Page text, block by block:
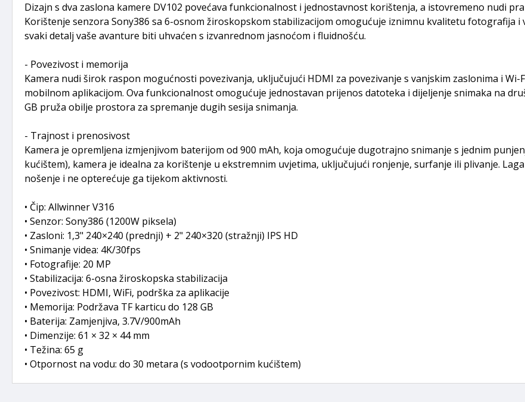
Dizajn s dva zaslona kamere DV102 povećava funkcionalnost i jednostavnost korištenja, a istovremeno nudi
Korištenje senzora Sony386 sa 6-osnom žiroskopskom stabilizacijom omogućuje iznimnu kvalitetu fotografija i
svaki detalj vaše avanture biti uhvaćen s izvanrednom jasnoćom i fluidnošću.
- Povezivost i memorija
Kamera nudi širok raspon mogućnosti povezivanja, uključujući HDMI za povezivanje s vanjskim zaslonima i
mobilnom aplikacijom. Ova funkcionalnost omogućuje jednostavan prijenos datoteka i dijeljenje snimaka na
GB pruža obilje prostora za spremanje dugih sesija snimanja.
- Trajnost i prenosivost
Kamera je opremljena izmjenjivom baterijom od 900 mAh, koja omogućuje dugotrajno snimanje s jednim
kućištem), kamera je idealna za korištenje u ekstremnim uvjetima, uključujući ronjenje, surfanje ili plivanje.
nošenje i ne opterećuje ga tijekom aktivnosti.
• Čip: Allwinner V316
• Senzor: Sony386 (1200W piksela)
• Zasloni: 1,3" 240×240 (prednji) + 2" 240×320 (stražnji) IPS HD
• Snimanje videa: 4K/30fps
• Fotografije: 20 MP
• Stabilizacija: 6-osna žiroskopska stabilizacija
• Povezivost: HDMI, WiFi, podrška za aplikacije
• Memorija: Podržava TF karticu do 128 GB
• Baterija: Zamjenjiva, 3.7V/900mAh
• Dimenzije: 61 × 32 × 44 mm
• Težina: 65 g
• Otpornost na vodu: do 30 metara (s vodootpornim kućištem)